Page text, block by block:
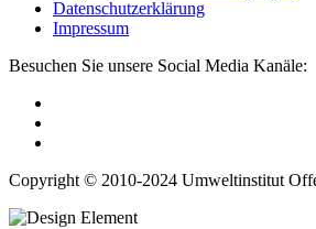
Datenschutzerklärung
Impressum
Besuchen Sie unsere Social Media Kanäle:
Copyright © 2010-2024 Umweltinstitut